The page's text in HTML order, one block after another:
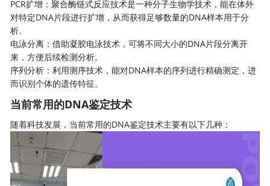
PCR扩增：聚合酶链式反应技术是一种分子生物学技术，能在体外
对特定DNA片段进行扩增，从而获得足够数量的DNA样本用于分
析。
电泳分离：借助凝胶电泳技术，可将不同大小的DNA片段分离开
来，方便后续检测分析。
序列分析：利用测序技术，能对DNA样本的序列进行精确测定，进
而识别个体的遗传特征。
当前常用的DNA鉴定技术
随着科技发展，当前常用的DNA鉴定技术主要有以下几种：